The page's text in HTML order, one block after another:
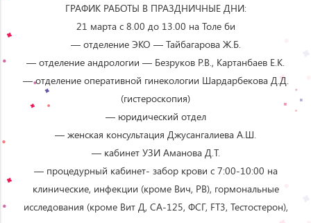
ГРАФИК РАБОТЫ В ПРАЗДНИЧНЫЕ ДНИ:
21 марта с 8.00 до 13.00 на Толе би
— отделение ЭКО — Тайбагарова Ж.Б.
— отделение андрологии — Безруков Р.В., Картанбаев Е.К.
— отделение оперативной гинекологии Шардарбекова Д.Д.
(гистероскопия)
— юридический отдел
— женская консультация Джусангалиева А.Ш.
— кабинет УЗИ Аманова Д.Т.
— процедурный кабинет- забор крови с 7:00-10:00 на
клинические, инфекции (кроме Вич, РВ), гормональные
исследования (кроме Вит Д, СА-125, ФСГ, FT3, Тестостерон),